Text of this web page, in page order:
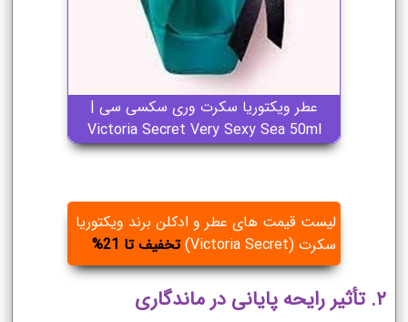
عطر ویکتوریا سکرت وری سکسی سی |
Victoria Secret Very Sexy Sea 50ml
لیست قیمت های عطر و ادکلن برند ویکتوریا
سکرت (Victoria Secret)
تخفیف تا 21%
۲. تأثیر رایحه پایانی در ماندگاری